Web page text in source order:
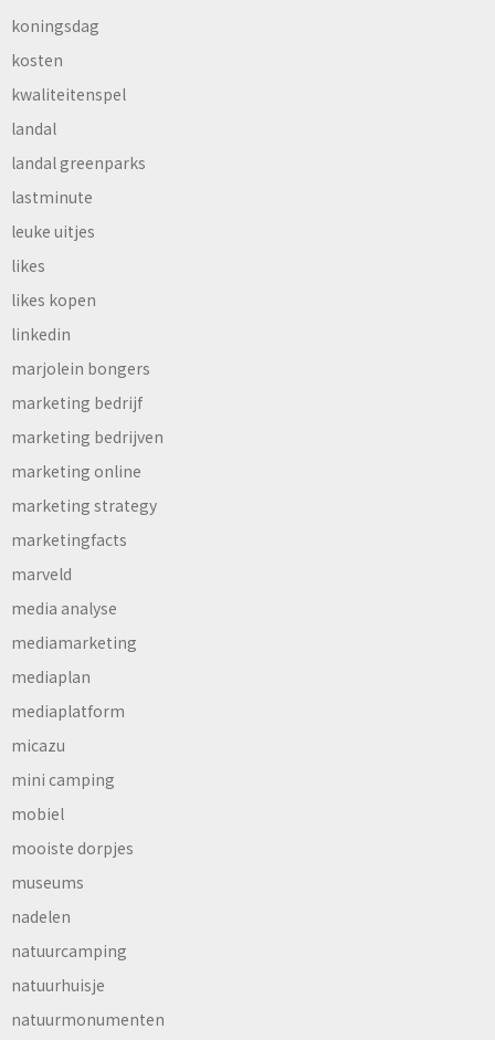
koningsdag
kosten
kwaliteitenspel
landal
landal greenparks
lastminute
leuke uitjes
likes
likes kopen
linkedin
marjolein bongers
marketing bedrijf
marketing bedrijven
marketing online
marketing strategy
marketingfacts
marveld
media analyse
mediamarketing
mediaplan
mediaplatform
micazu
mini camping
mobiel
mooiste dorpjes
museums
nadelen
natuurcamping
natuurhuisje
natuurmonumenten